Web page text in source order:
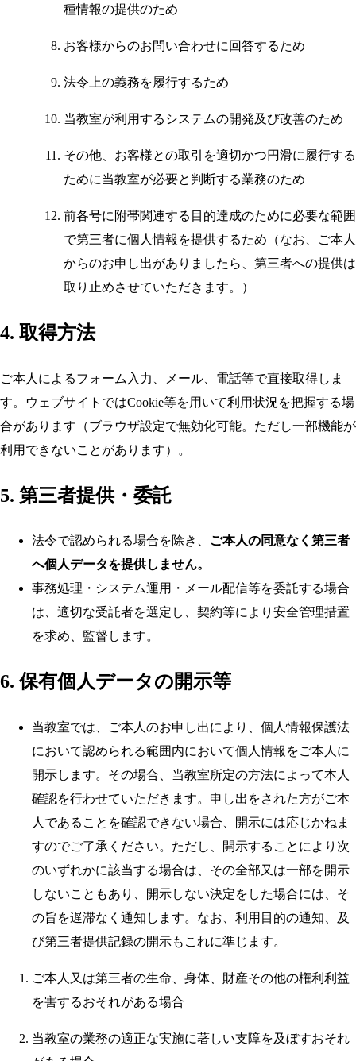
種情報の提供のため
お客様からのお問い合わせに回答するため
法令上の義務を履行するため
当教室が利用するシステムの開発及び改善のため
その他、お客様との取引を適切かつ円滑に履行する
ために当教室が必要と判断する業務のため
前各号に附帯関連する目的達成のために必要な範囲
で第三者に個人情報を提供するため（なお、ご本人
からのお申し出がありましたら、第三者への提供は
取り止めさせていただきます。）
4. 取得方法
ご本人によるフォーム入力、メール、電話等で直接取得しま
す。ウェブサイトではCookie等を用いて利用状況を把握する場
合があります（ブラウザ設定で無効化可能。ただし一部機能が
利用できないことがあります）。
5. 第三者提供・委託
法令で認められる場合を除き、 ご本人の同意なく第三者
へ個人データを提供しません。
事務処理・システム運用・メール配信等を委託する場合
は、適切な受託者を選定し、契約等により安全管理措置
を求め、監督します。
6. 保有個人データの開示等
当教室では、ご本人のお申し出により、個人情報保護法
において認められる範囲内において個人情報をご本人に
開示します。その場合、当教室所定の方法によって本人
確認を行わせていただきます。申し出をされた方がご本
人であることを確認できない場合、開示には応じかねま
すのでご了承ください。ただし、開示することにより次
のいずれかに該当する場合は、その全部又は一部を開示
しないこともあり、開示しない決定をした場合には、そ
の旨を遅滞なく通知します。なお、利用目的の通知、及
び第三者提供記録の開示もこれに準じます。
ご本人又は第三者の生命、身体、財産その他の権利利益
を害するおそれがある場合
当教室の業務の適正な実施に著しい支障を及ぼすおそれ